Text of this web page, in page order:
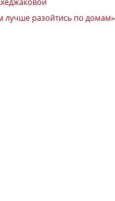
лучше разойтись по домам»